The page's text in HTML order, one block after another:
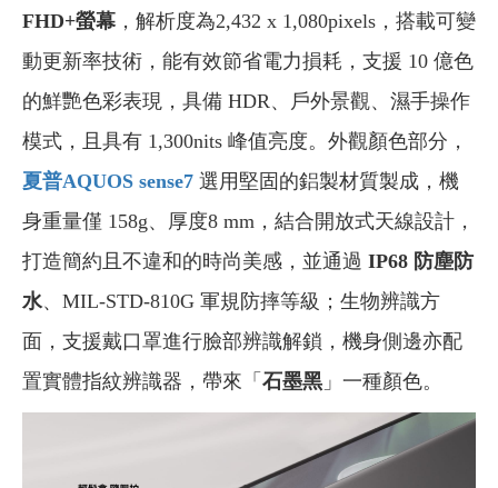
FHD+螢幕 ，解析度為2,432 x 1,080pixels，搭載可變
動更新率技術，能有效節省電力損耗，支援 10 億色
的鮮艷色彩表現，具備 HDR、戶外景觀、濕手操作
模式，且具有 1,300nits 峰值亮度。外觀顏色部分，
夏普AQUOS sense7 選用堅固的鋁製材質製成，機
身重量僅 158g、厚度8 mm，結合開放式天線設計，
打造簡約且不違和的時尚美感，並通過 IP68 防塵防
水、MIL-STD-810G 軍規防摔等級；生物辨識方
面，支援戴口罩進行臉部辨識解鎖，機身側邊亦配
置實體指紋辨識器，帶來「 石墨黑 」一種顏色。